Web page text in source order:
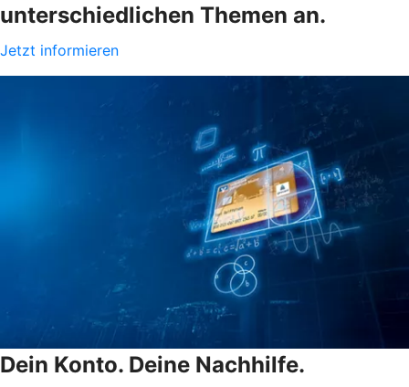
unterschiedlichen Themen an.
Jetzt informieren
Dein Konto. Deine Nachhilfe.